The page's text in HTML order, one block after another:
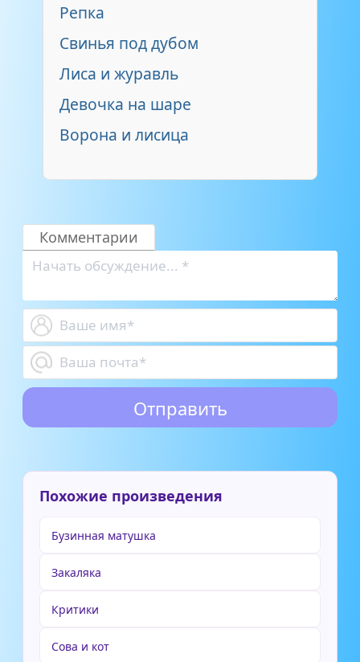
Репка
Свинья под дубом
Лиса и журавль
Девочка на шаре
Ворона и лисица
Комментарии
Похожие произведения
Бузинная матушка
Закаляка
Критики
Сова и кот